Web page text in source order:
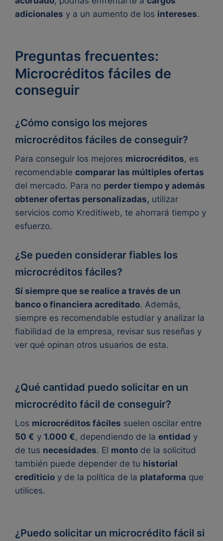
adicionales y a un aumento de los intereses.
Preguntas frecuentes:
Microcréditos fáciles de
conseguir
¿Cómo consigo los mejores
microcréditos fáciles de conseguir?
Para conseguir los mejores microcréditos, es
recomendable comparar las múltiples ofertas
del mercado. Para no perder tiempo y además
obtener ofertas personalizadas, utilizar
servicios como Kreditiweb, te ahorrará tiempo y
esfuerzo.
¿Se pueden considerar fiables los
microcréditos fáciles?
Sí siempre que se realice a través de un
banco o financiera acreditado. Además,
siempre es recomendable estudiar y analizar la
fiabilidad de la empresa, revisar sus reseñas y
ver qué opinan otros usuarios de esta.
¿Qué cantidad puedo solicitar en un
microcrédito fácil de conseguir?
Los microcréditos fáciles suelen oscilar entre
50 € y 1.000 €, dependiendo de la entidad y
de tus necesidades. El monto de la solicitud
también puede depender de tu historial
crediticio y de la política de la plataforma que
utilices.
¿Puedo solicitar un microcrédito fácil si